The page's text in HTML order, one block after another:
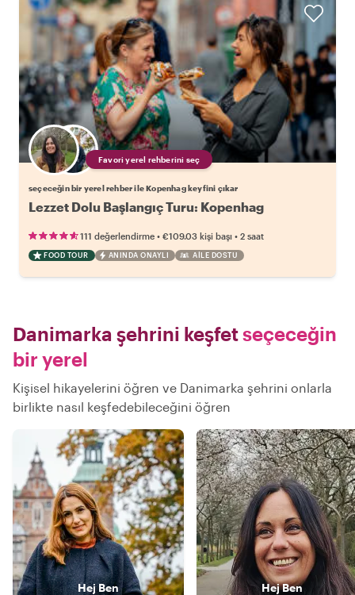
Favori yerel rehberini seç
seçeceğin bir yerel rehber ile Kopenhag keyfini çıkar
Lezzet Dolu Başlangıç Turu: Kopenhag
111 değerlendirme • €109.03 kişi başı • 2 saat
FOOD TOUR ANINDA ONAYLI AILE DOSTU
Danimarka şehrini keşfetseçeceğin
bir yerel
Kişisel hikayelerini öğren ve Danimarka şehrini onlarla
birlikte nasıl keşfedebileceğini öğren
HejBen HejBen